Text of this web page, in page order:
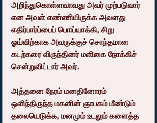
அறிந்துகொள்ளவாவது அவர் முற்படுவார்
என அவள் எண்ணியிருக்க அவளது
எதிர்பார்ப்பைப் பொய்யாக்கி, சிறு
ஓய்விற்காக அவருக்குச் சொந்தமான
கடற்கரை விருந்தினர் மளிகை நோக்கிச்
சென்றுவிட்டார் அவர்.
அத்தனை நேரம் மனதினோரம்
ஒளிந்திருந்த மகனின் ஞாபகம் மீண்டும்
தலையெடுக்க, மனமும் உடலும் களைத்த